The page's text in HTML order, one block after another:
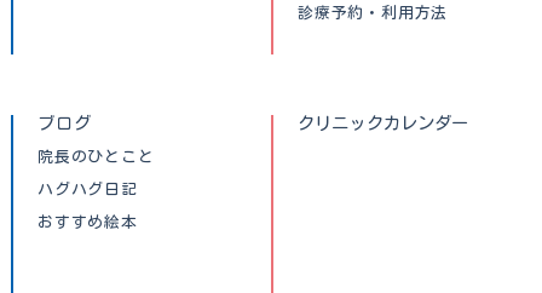
診療予約・利用方法
ブログ
院長のひとこと
ハグハグ日記
おすすめ絵本
クリニックカレンダー